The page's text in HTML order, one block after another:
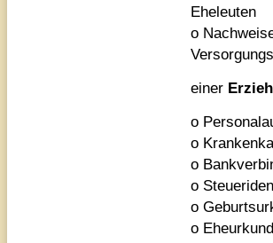
Eheleuten
o
einer
o
o
o
o
o
o